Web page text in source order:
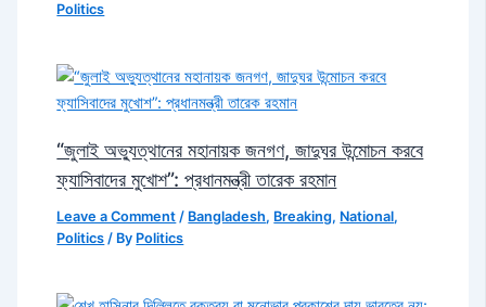
Politics
“জুলাই অভ্যুত্থানের মহানায়ক জনগণ, জাদুঘর উন্মোচন করবে
ফ্যাসিবাদের মুখোশ”: প্রধানমন্ত্রী তারেক রহমান
Leave a Comment / Bangladesh, Breaking, National,
Politics / By Politics